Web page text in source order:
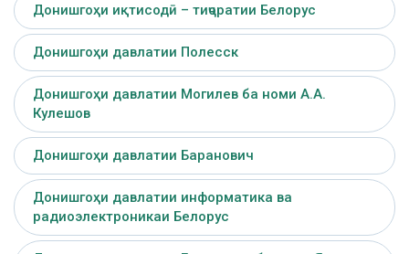
Донишгоҳи иқтисодӣ – тиҷоратии Белорус
Донишгоҳи давлатии Полесск
Донишгоҳи давлатии Могилев ба номи А.А.
Кулешов
Донишгоҳи давлатии Баранович
Донишгоҳи давлатии информатика ва
радиоэлектроникаи Белорус